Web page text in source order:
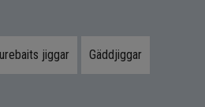
storleken passar
signal
jiggar Gäddjiggar